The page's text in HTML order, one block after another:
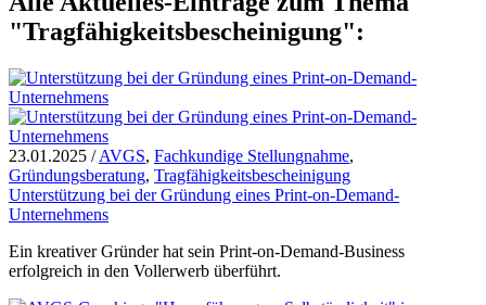
"Tragfähigkeitsbescheinigung":
23.01.2025 /AVGS, Fachkundige Stellungnahme,
Gründungsberatung, Tragfähigkeitsbescheinigung
Unterstützung bei der Gründung eines Print-on-Demand-
Unternehmens
Ein kreativer Gründer hat sein Print-on-Demand-Business
erfolgreich in den Vollerwerb überführt.